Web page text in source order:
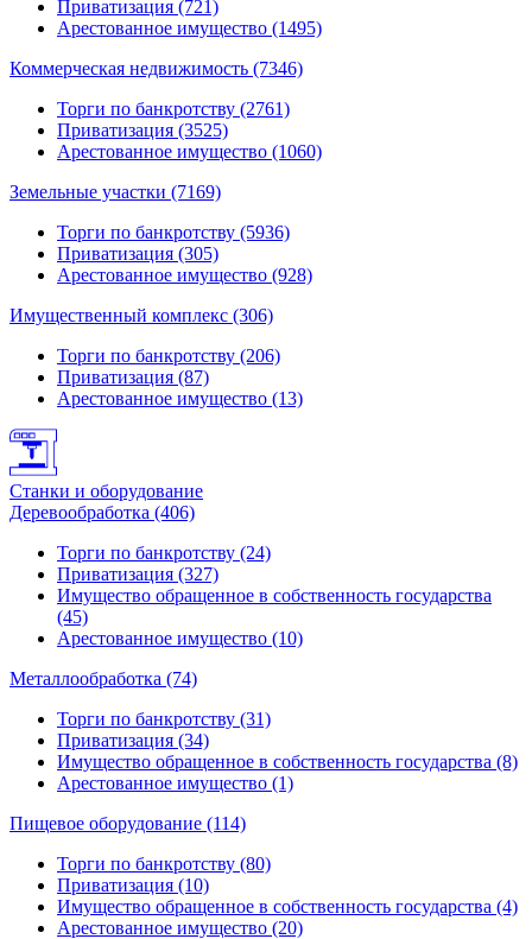
Приватизация (721)
Арестованное имущество (1495)
Коммерческая недвижимость (7346)
Торги по банкротству (2761)
Приватизация (3525)
Арестованное имущество (1060)
Земельные участки (7169)
Торги по банкротству (5936)
Приватизация (305)
Арестованное имущество (928)
Имущественный комплекс (306)
Торги по банкротству (206)
Приватизация (87)
Арестованное имущество (13)
Станки и оборудование
Деревообработка (406)
Торги по банкротству (24)
Приватизация (327)
Имущество обращенное в собственность государства
(45)
Арестованное имущество (10)
Металлообработка (74)
Торги по банкротству (31)
Приватизация (34)
Имущество обращенное в собственность государства (8)
Арестованное имущество (1)
Пищевое оборудование (114)
Торги по банкротству (80)
Приватизация (10)
Имущество обращенное в собственность государства (4)
Арестованное имущество (20)